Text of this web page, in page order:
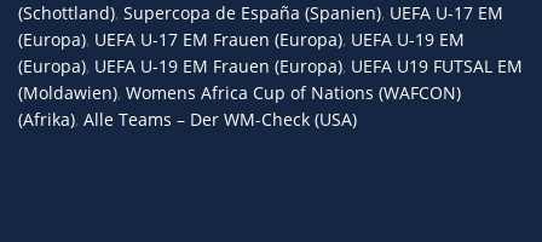
(Schottland), Supercopa de España (Spanien), UEFA U-17 EM
(Europa), UEFA U-17 EM Frauen (Europa), UEFA U-19 EM
(Europa), UEFA U-19 EM Frauen (Europa), UEFA U19 FUTSAL EM
(Moldawien), Womens Africa Cup of Nations (WAFCON)
(Afrika), Alle Teams – Der WM-Check (USA)